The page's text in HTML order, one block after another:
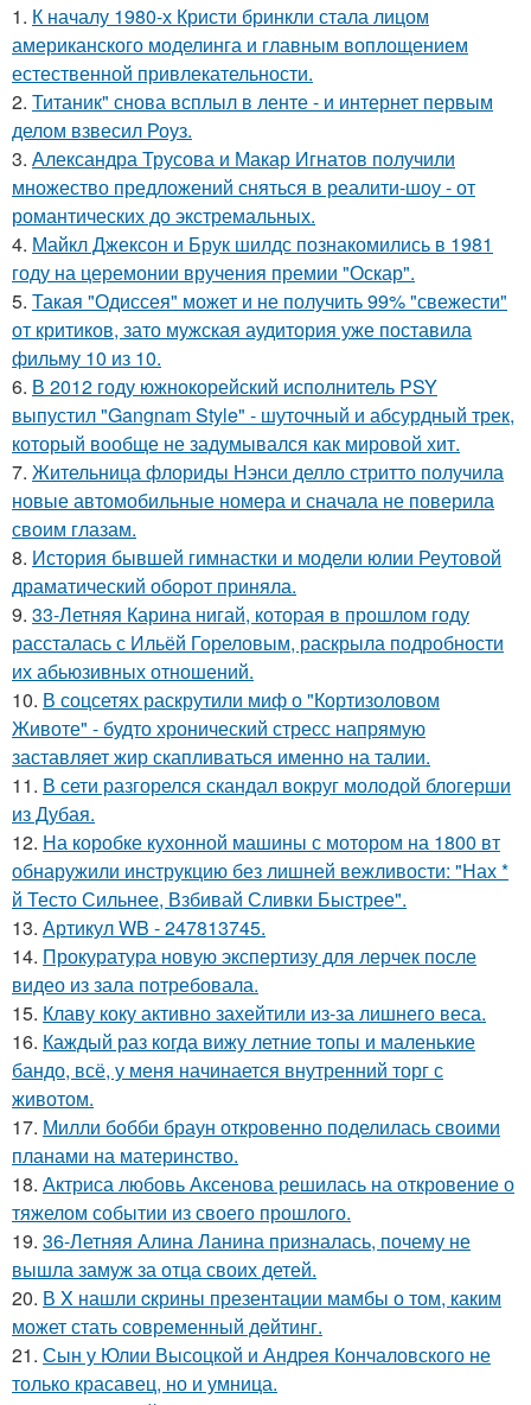
1. К началу 1980-х Кристи бринкли стала лицом
американского моделинга и главным воплощением
естественной привлекательности.
2. Титаник" снова всплыл в ленте - и интернет первым
делом взвесил Роуз.
3. Александра Трусова и Макар Игнатов получили
множество предложений сняться в реалити-шоу - от
романтических до экстремальных.
4. Майкл Джексон и Брук шилдс познакомились в 1981
году на церемонии вручения премии "Оскар".
5. Такая "Одиссея" может и не получить 99% "свежести"
от критиков, зато мужская аудитория уже поставила
фильму 10 из 10.
6. В 2012 году южнокорейский исполнитель PSY
выпустил "Gangnam Style" - шуточный и абсурдный трек,
который вообще не задумывался как мировой хит.
7. Жительница флориды Нэнси делло стритто получила
новые автомобильные номера и сначала не поверила
своим глазам.
8. История бывшей гимнастки и модели юлии Реутовой
драматический оборот приняла.
9. 33-Летняя Карина нигай, которая в прошлом году
рассталась с Ильёй Гореловым, раскрыла подробности
их абьюзивных отношений.
10. В соцсетях раскрутили миф о "Кортизоловом
Животе" - будто хронический стресс напрямую
заставляет жир скапливаться именно на талии.
11. В сети разгорелся скандал вокруг молодой блогерши
из Дубая.
12. На коробке кухонной машины с мотором на 1800 вт
обнаружили инструкцию без лишней вежливости: "Нах *
й Тесто Сильнее, Взбивай Сливки Быстрее".
13. Артикул WB - 247813745.
14. Прокуратура новую экспертизу для лерчек после
видео из зала потребовала.
15. Клаву коку активно захейтили из-за лишнего веса.
16. Каждый раз когда вижу летние топы и маленькие
бандо, всё, у меня начинается внутренний торг с
животом.
17. Милли бобби браун откровенно поделилась своими
планами на материнство.
18. Актриса любовь Аксенова решилась на откровение о
тяжелом событии из своего прошлого.
19. 36-Летняя Алина Ланина призналась, почему не
вышла замуж за отца своих детей.
20. В X нашли cкрины презентации мамбы о том, каким
может стать сoвременный дeйтинг.
21. Сын у Юлии Высоцкой и Андрея Кончаловского не
только красавец, но и умница.